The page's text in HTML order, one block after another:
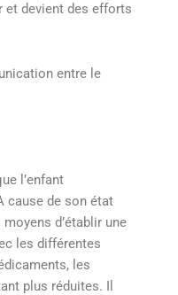
et devient des efforts
entre le
l’enfant
cause de son état
d’établir une
les différentes
les
plus réduites. Il